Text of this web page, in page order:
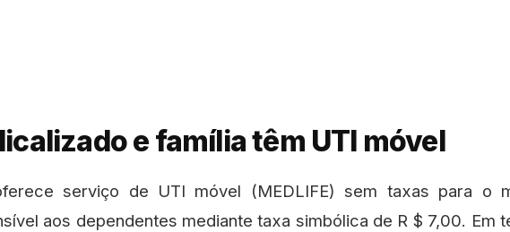
e família têm UTI móvel
serviço de UTI móvel (MEDLIFE) sem taxas para o
aos dependentes mediante taxa simbólica de R $ 7,00. Em